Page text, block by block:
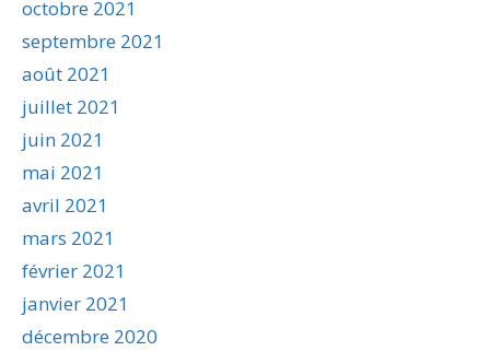
octobre 2021
septembre 2021
août 2021
juillet 2021
juin 2021
mai 2021
avril 2021
mars 2021
février 2021
janvier 2021
décembre 2020